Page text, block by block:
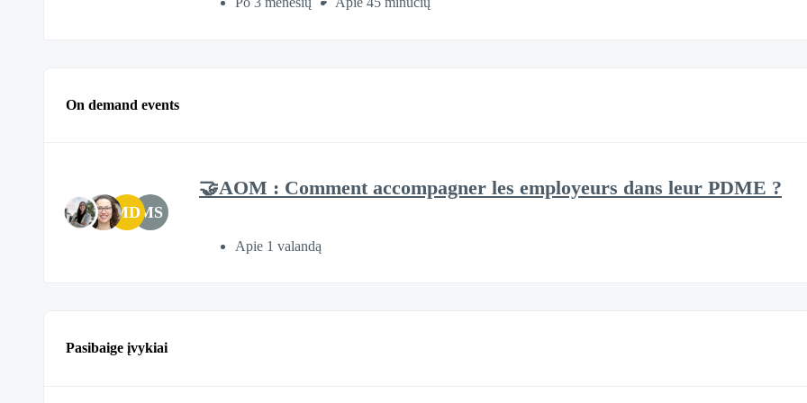
On demand events
MDMS
🤝AOM : Comment accompagner les employeurs dans leur PDME ?
Apie 1 valandą
Pasibaige įvykiai